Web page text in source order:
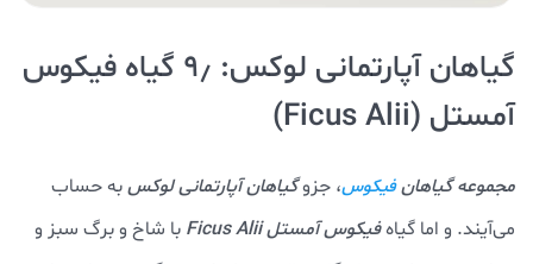
گیاهان آپارتمانی لوکس: ۹٫ گیاه فیکوس
آمستل (Ficus Alii)
مجموعه گیاهانفیکوس، جزوگیاهان آپارتمانی لوکسبه حساب
می‌آیند. و اما گیاهفیکوس آمستل Ficus Alii
با شاخ و برگ سبز و